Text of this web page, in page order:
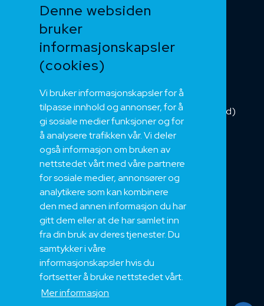
Denne websiden
bruker
informasjonskapsler
(cookies)
Vi bruker informasjonskapsler for å
tilpasse innhold og annonser, for å
gi sosiale medier funksjoner og for
å analysere trafikken vår. Vi deler
også informasjon om bruken av
nettstedet vårt med våre partnere
for sosiale medier, annonsører og
analytikere som kan kombinere
den med annen informasjon du har
gitt dem eller at de har samlet inn
fra din bruk av deres tjenester. Du
samtykker i våre
informasjonskapsler hvis du
fortsetter å bruke nettstedet vårt.
Mer informasjon
Heis og kran
Kategorikabel
Installasjonskabel
Kombikabel (Hybrid)
DNV sertifisert
Tilbehør
Om oss
Bærekraft og Åpenhet
Jobb hos oss
Sertifiseringer
Support
Teknisk
Eksport
Salgs og Leveringsbetingelser